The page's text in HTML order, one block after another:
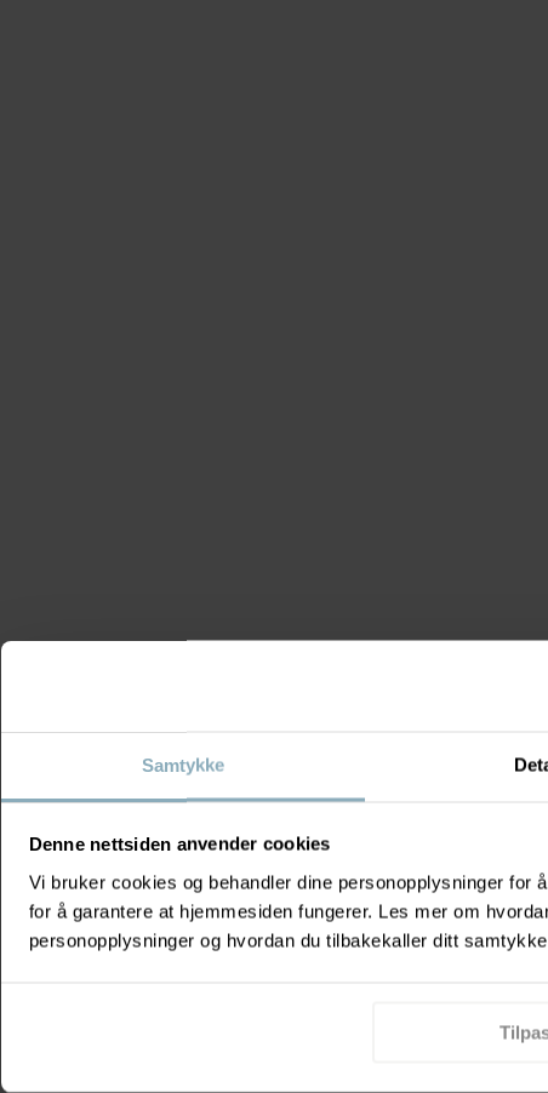
Samtykke
Denne nettsiden anvender cookies
Vi bruker cookies og behandler dine personopplysninger for
for å garantere at hjemmesiden fungerer. Les mer om
personopplysninger og hvordan du tilbakekaller ditt samtykke